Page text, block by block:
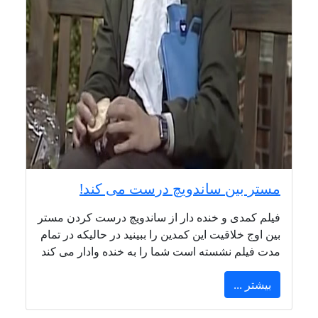
مستر بین ساندویچ درست می کند!
فیلم کمدی و خنده دار از ساندویچ درست کردن مستر
بین اوج خلاقیت این کمدین را ببینید در حالیکه در تمام
مدت فیلم نشسته است شما را به خنده وادار می کند
بیشتر ...